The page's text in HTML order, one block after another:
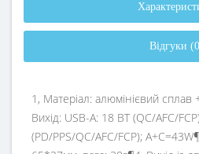
Відгуки
1, Матеріал: алюмінієвий
Вихід: USB-A: 18 ВТ (QC/AFC/
(PD/PPS/QC/AFC/FCP);